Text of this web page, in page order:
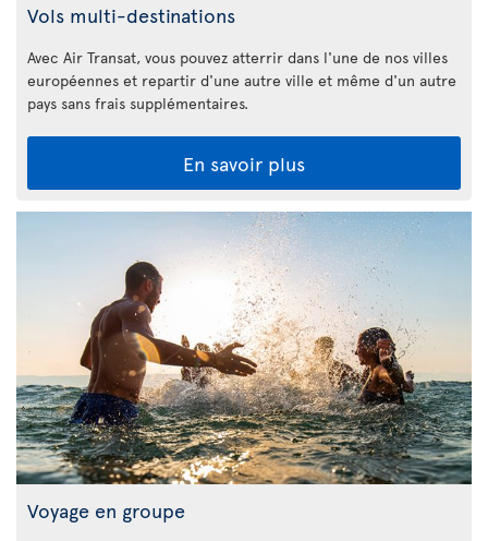
Vols multi-destinations
Avec Air Transat, vous pouvez atterrir dans l'une de nos villes
européennes et repartir d'une autre ville et même d'un autre
pays sans frais supplémentaires.
En savoir plus
Voyage en groupe